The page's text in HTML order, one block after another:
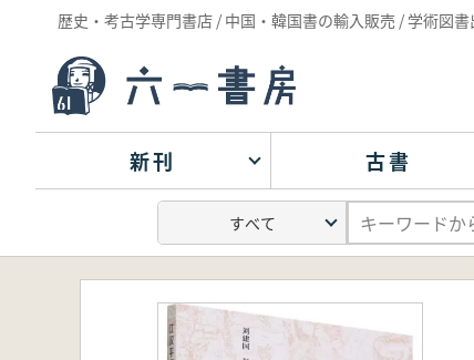
歴史・考古学専門書店 / 中国・韓国書の輸入販売 / 学術図書
新刊 古書